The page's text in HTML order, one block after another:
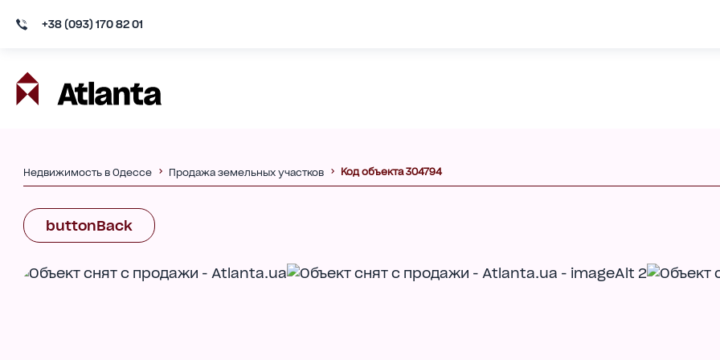
+38 (093) 170 82 01
Недвижимость в Одессе Продажа земельных участков Код объекта 304794
buttonBack